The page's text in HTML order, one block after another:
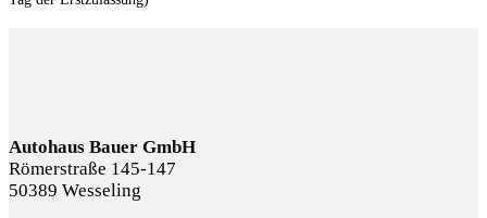
Autohaus Bauer GmbH
Römerstraße 145-147
50389 Wesseling